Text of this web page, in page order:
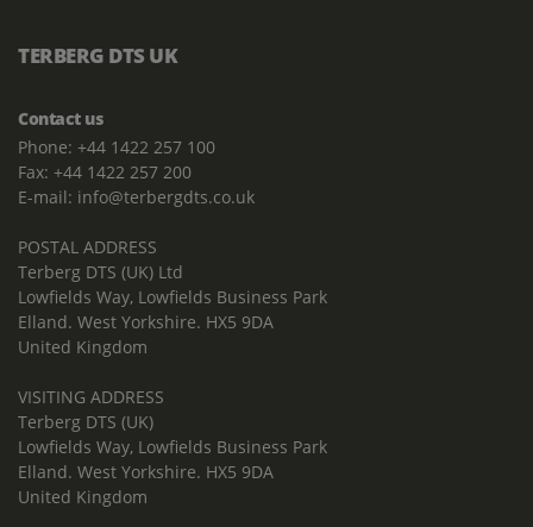
TERBERG DTS UK
Contact us
Phone: +44 1422 257 100
Fax: +44 1422 257 200
E-mail: info@terbergdts.co.uk
POSTAL ADDRESS
Terberg DTS (UK) Ltd
Lowfields Way, Lowfields Business Park
Elland. West Yorkshire. HX5 9DA
United Kingdom
VISITING ADDRESS
Terberg DTS (UK)
Lowfields Way, Lowfields Business Park
Elland. West Yorkshire. HX5 9DA
United Kingdom